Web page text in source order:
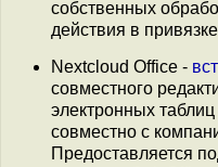
собственных
действия в
Nextcloud Office -
совместного
электронных
совместно с
Предоставляется